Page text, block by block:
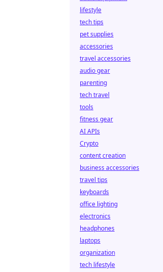
lifestyle
tech tips
pet supplies
accessories
travel accessories
audio gear
parenting
tech travel
tools
fitness gear
AI APIs
Crypto
content creation
business accessories
travel tips
keyboards
office lighting
electronics
headphones
laptops
organization
tech lifestyle